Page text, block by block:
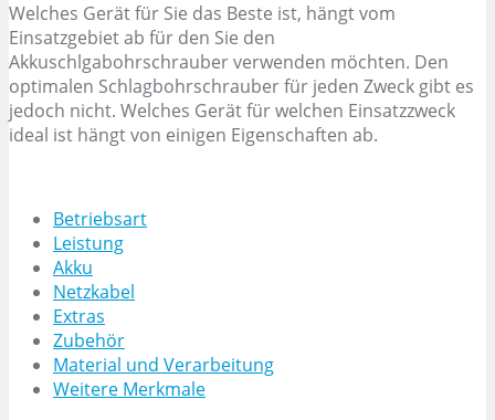
Welches Gerät für Sie das Beste ist, hängt vom
Einsatzgebiet ab für den Sie den
Akkuschlgabohrschrauber verwenden möchten. Den
optimalen Schlagbohrschrauber für jeden Zweck gibt es
jedoch nicht. Welches Gerät für welchen Einsatzzweck
ideal ist hängt von einigen Eigenschaften ab.
Betriebsart
Leistung
Akku
Netzkabel
Extras
Zubehör
Material und Verarbeitung
Weitere Merkmale